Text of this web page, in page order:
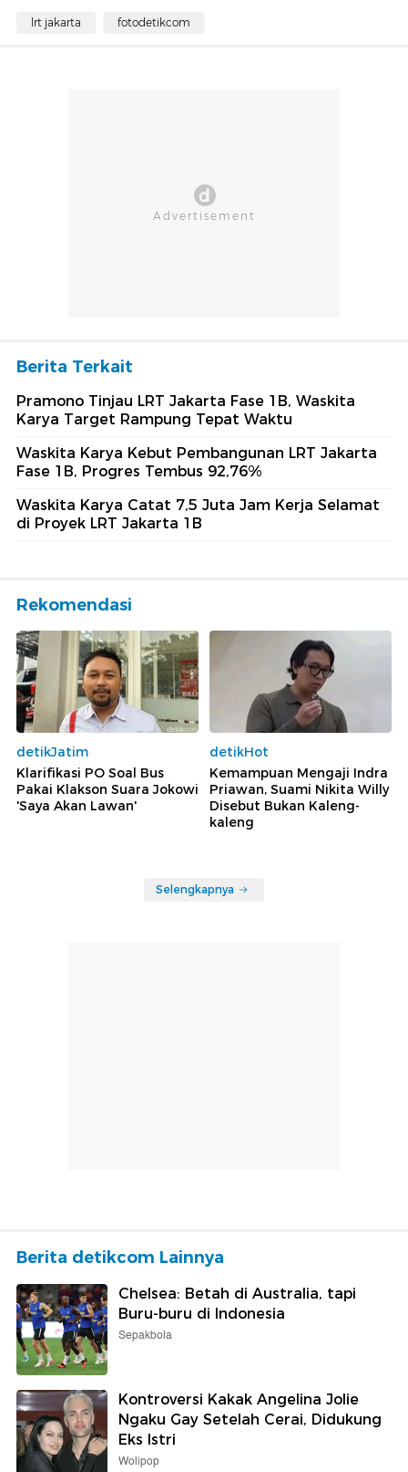
lrt jakarta fotodetikcom
Berita Terkait
Pramono Tinjau LRT Jakarta Fase 1B, Waskita
Karya Target Rampung Tepat Waktu
Waskita Karya Kebut Pembangunan LRT Jakarta
Fase 1B, Progres Tembus 92,76%
Waskita Karya Catat 7,5 Juta Jam Kerja Selamat
di Proyek LRT Jakarta 1B
Rekomendasi
detikJatim
Klarifikasi PO Soal Bus
Pakai Klakson Suara Jokowi
'Saya Akan Lawan'
detikHot
Kemampuan Mengaji Indra
Priawan, Suami Nikita Willy
Disebut Bukan Kaleng-
kaleng
Selengkapnya
Berita detikcom Lainnya
Chelsea: Betah di Australia, tapi
Buru-buru di Indonesia
Sepakbola
Kontroversi Kakak Angelina Jolie
Ngaku Gay Setelah Cerai, Didukung
Eks Istri
Wolipop